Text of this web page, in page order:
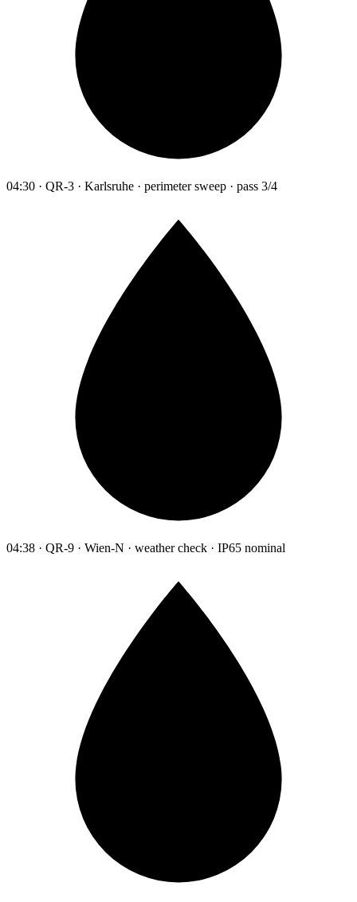
04:30 · QR-3 · Karlsruhe · perimeter sweep · pass 3/4
04:38 · QR-9 · Wien-N · weather check · IP65 nominal